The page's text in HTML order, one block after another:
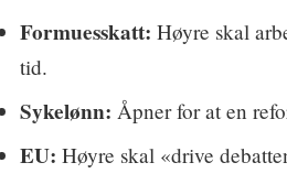
Formuesskatt: Høyre skal
tid.
Sykelønn: Åpner for at en
EU: Høyre skal «drive